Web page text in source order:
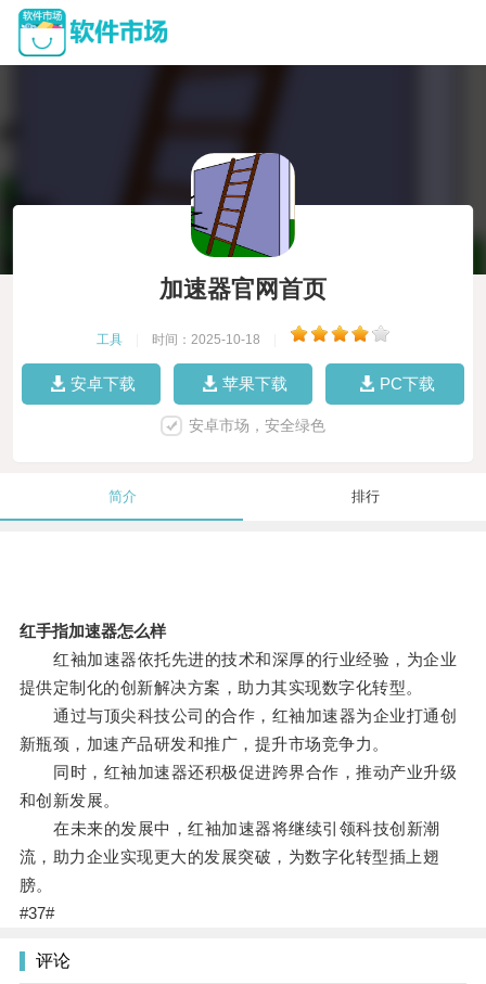
加速器官网首页
工具 时间：2025-10-18
安卓下载 苹果下载 PC下载
安卓市场，安全绿色
简介 排行
红手指加速器怎么样
红袖加速器依托先进的技术和深厚的行业经验，为企业
提供定制化的创新解决方案，助力其实现数字化转型。
通过与顶尖科技公司的合作，红袖加速器为企业打通创
新瓶颈，加速产品研发和推广，提升市场竞争力。
同时，红袖加速器还积极促进跨界合作，推动产业升级
和创新发展。
在未来的发展中，红袖加速器将继续引领科技创新潮
流，助力企业实现更大的发展突破，为数字化转型插上翅
膀。
#37#
评论